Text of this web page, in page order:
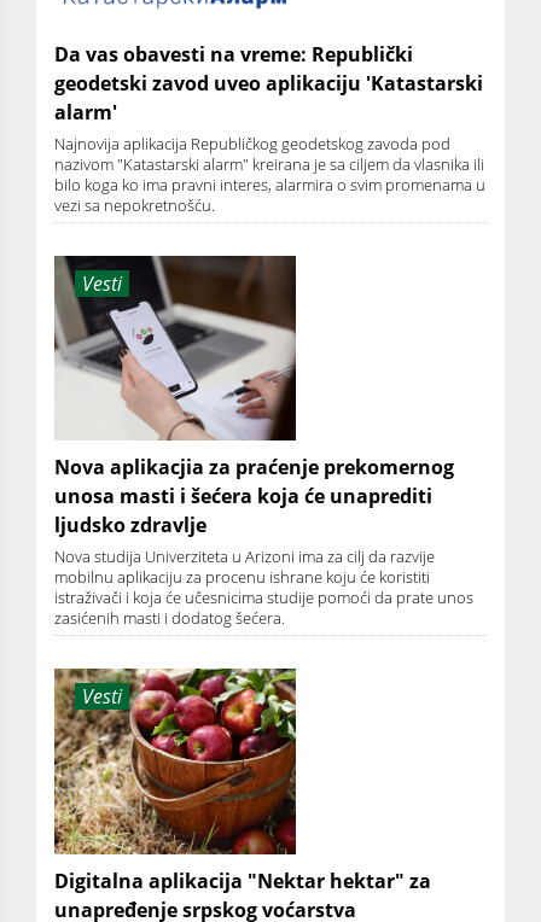
Da vas obavesti na vreme: Republički
geodetski zavod uveo aplikaciju 'Katastarski
alarm'
Najnovija aplikacija Republičkog geodetskog zavoda pod
nazivom "Katastarski alarm" kreirana je sa ciljem da vlasnika ili
bilo koga ko ima pravni interes, alarmira o svim promenama u
vezi sa nepokretnošću.
Vesti
Nova aplikacjia za praćenje prekomernog
unosa masti i šećera koja će unaprediti
ljudsko zdravlje
Nova studija Univerziteta u Arizoni ima za cilj da razvije
mobilnu aplikaciju za procenu ishrane koju će koristiti
istraživači i koja će učesnicima studije pomoći da prate unos
zasićenih masti i dodatog šećera.
Vesti
Digitalna aplikacija "Nektar hektar" za
unapređenje srpskog voćarstva